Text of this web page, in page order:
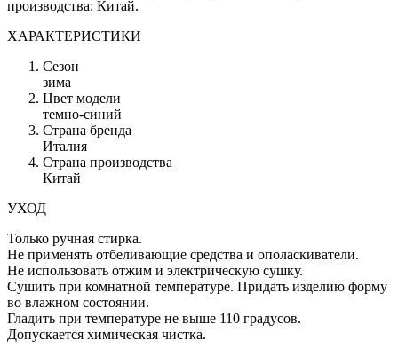
производства: Китай.
ХАРАКТЕРИСТИКИ
Сезон
зима
Цвет модели
темно-синий
Страна бренда
Италия
Страна производства
Китай
УХОД
Только ручная стирка.
Не применять отбеливающие средства и ополаскиватели.
Не использовать отжим и электрическую сушку.
Сушить при комнатной температуре. Придать изделию форму
во влажном состоянии.
Гладить при температуре не выше 110 градусов.
Допускается химическая чистка.